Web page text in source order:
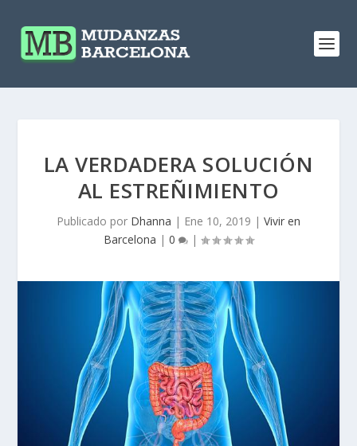
LA VERDADERA SOLUCIÓN
AL ESTREÑIMIENTO
Publicado por Dhanna | Ene 10, 2019 | Vivir en
Barcelona | 0 |